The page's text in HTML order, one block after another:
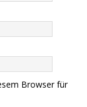
Browser für